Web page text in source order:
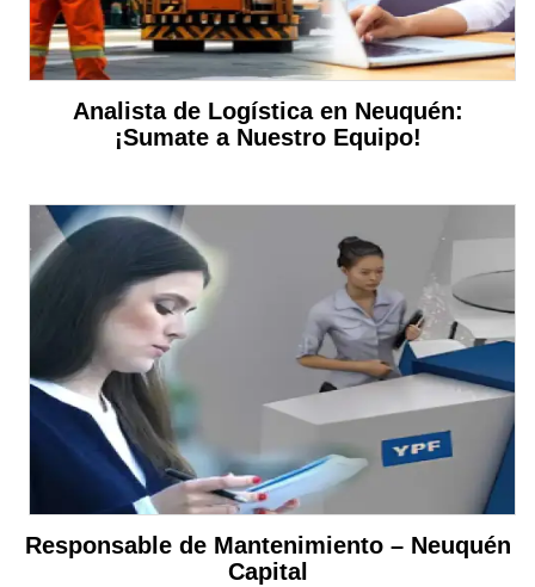
Analista de Logística en Neuquén:
¡Sumate a Nuestro Equipo!
Responsable de Mantenimiento – Neuquén
Capital